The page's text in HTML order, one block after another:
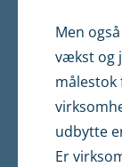
Men
vækst og
målestok
udbytte
Er